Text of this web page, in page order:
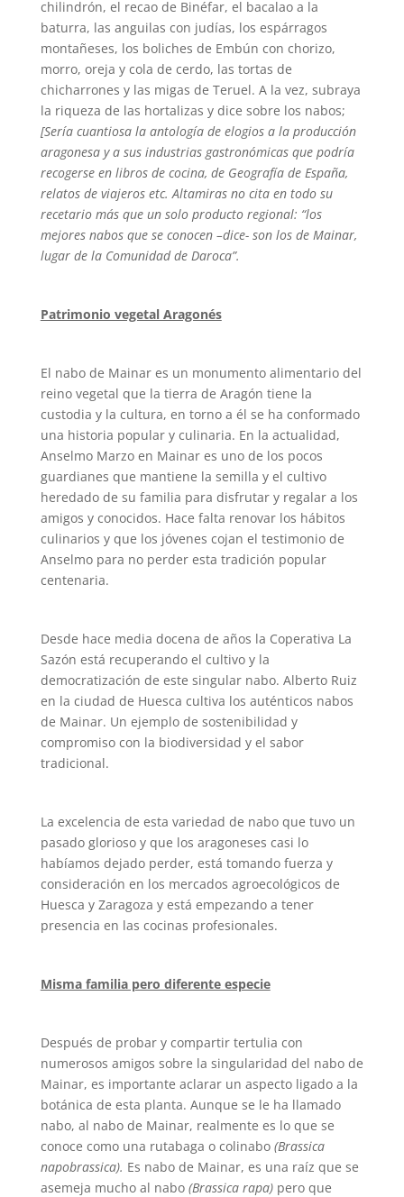
chilindrón, el recao de Binéfar, el bacalao a la
baturra, las anguilas con judías, los espárragos
montañeses, los boliches de Embún con chorizo,
morro, oreja y cola de cerdo, las tortas de
chicharrones y las migas de Teruel. A la vez, subraya
la riqueza de las hortalizas y dice sobre los nabos;
[Sería cuantiosa la antología de elogios a la producción
aragonesa y a sus industrias gastronómicas que podría
recogerse en libros de cocina, de Geografía de España,
relatos de viajeros etc. Altamiras no cita en todo su
recetario más que un solo producto regional: “los
mejores nabos que se conocen –dice- son los de Mainar,
lugar de la Comunidad de Daroca”.
Patrimonio vegetal Aragonés
El nabo de Mainar es un monumento alimentario del
reino vegetal que la tierra de Aragón tiene la
custodia y la cultura, en torno a él se ha conformado
una historia popular y culinaria. En la actualidad,
Anselmo Marzo en Mainar es uno de los pocos
guardianes que mantiene la semilla y el cultivo
heredado de su familia para disfrutar y regalar a los
amigos y conocidos. Hace falta renovar los hábitos
culinarios y que los jóvenes cojan el testimonio de
Anselmo para no perder esta tradición popular
centenaria.
Desde hace media docena de años la Coperativa La
Sazón está recuperando el cultivo y la
democratización de este singular nabo. Alberto Ruiz
en la ciudad de Huesca cultiva los auténticos nabos
de Mainar. Un ejemplo de sostenibilidad y
compromiso con la biodiversidad y el sabor
tradicional.
La excelencia de esta variedad de nabo que tuvo un
pasado glorioso y que los aragoneses casi lo
habíamos dejado perder, está tomando fuerza y
consideración en los mercados agroecológicos de
Huesca y Zaragoza y está empezando a tener
presencia en las cocinas profesionales.
Misma familia pero diferente especie
Después de probar y compartir tertulia con
numerosos amigos sobre la singularidad del nabo de
Mainar, es importante aclarar un aspecto ligado a la
botánica de esta planta. Aunque se le ha llamado
nabo, al nabo de Mainar, realmente es lo que se
conoce como una rutabaga o colinabo (Brassica
napobrassica). Es nabo de Mainar, es una raíz que se
asemeja mucho al nabo (Brassica rapa) pero que